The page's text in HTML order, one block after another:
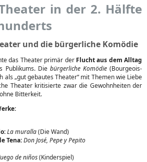
in der 2. Hälfte
und die bürgerliche Komödie
das Theater primär der Flucht aus dem Alltag
Publikums. Die bürgerliche Komödie(Bourgeois-
als „gut gebautes Theater“ mit Themen wie Liebe
Theater kritisierte zwar die Gewohnheiten der
Bitterkeit.
La muralla(Die Wand)
Tena:Don José, Pepe y Pepito
de niños(Kinderspiel)